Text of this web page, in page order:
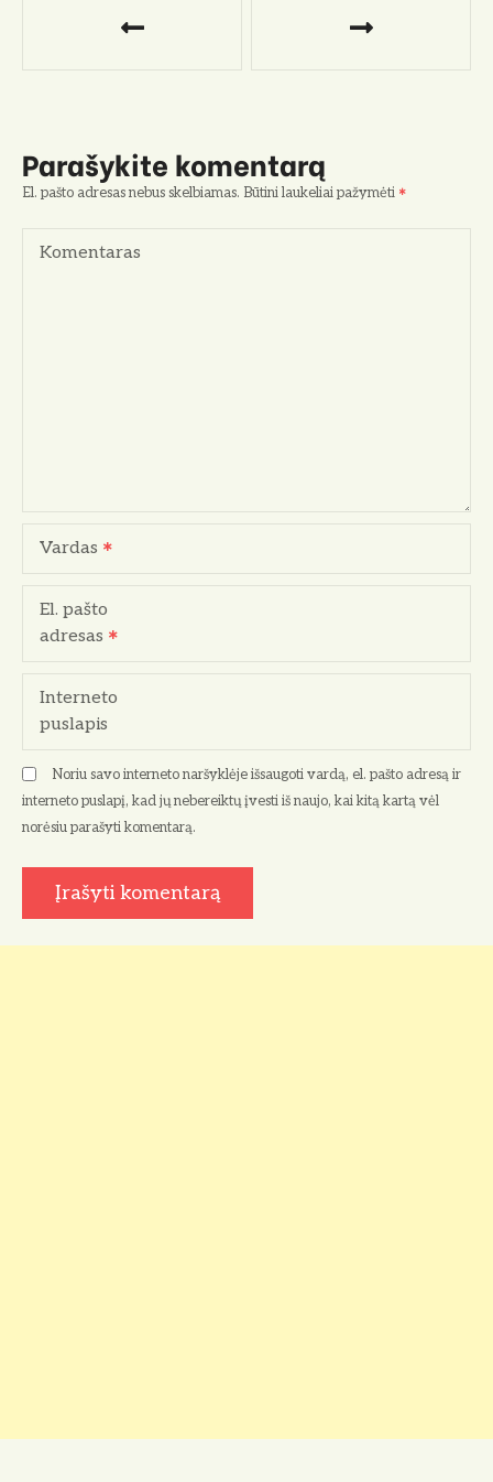
g
c
a
š
ų
Parašykite komentarą
El. pašto adresas nebus skelbiamas. Būtini laukeliai pažymėti
Komentaras
Vardas
El. pašto
adresas
Interneto
puslapis
Noriu savo interneto naršyklėje išsaugoti vardą, el. pašto adresą ir
interneto puslapį, kad jų nebereiktų įvesti iš naujo, kai kitą kartą vėl
norėsiu parašyti komentarą.